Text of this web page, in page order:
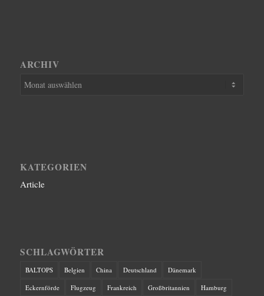
ARCHIV
KATEGORIEN
Article
SCHLAGWÖRTER
BALTOPS Belgien China Deutschland
Dänemark
Eckernförde
Flugzeug Frankreich Großbritannien Hamburg